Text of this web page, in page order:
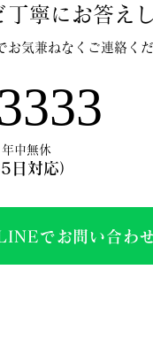
寧にお答え
お気兼ねなくご連絡く
中無休
日対応）
でお問い合わ